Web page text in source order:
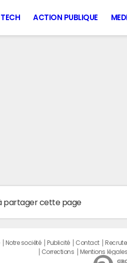
TECH ACTION PUBLIQUE
partager cette page
Notre société Publicité Contact
Corrections
Mentions légales